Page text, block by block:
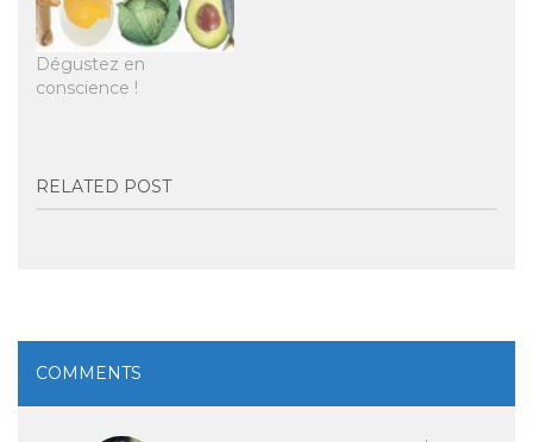
Dégustez en
conscience !
RELATED POST
COMMENTS